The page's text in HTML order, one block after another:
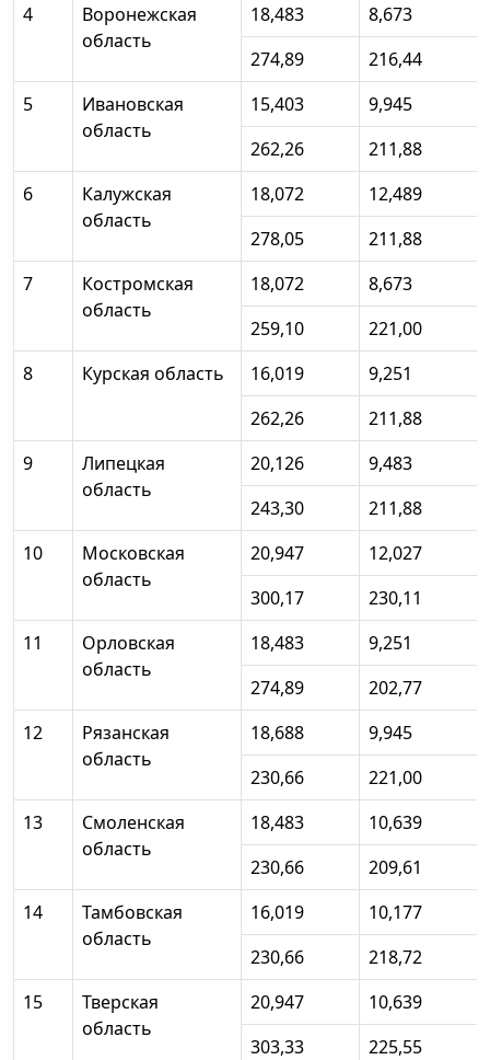
4
Воронежская
область
18,483
8,673
274,89
216,44
5
Ивановская
область
15,403
9,945
262,26
211,88
6
Калужская
область
18,072
12,489
278,05
211,88
7
Костромская
область
18,072
8,673
259,10
221,00
8
Курская область 16,019
9,251
262,26
211,88
9
Липецкая
область
20,126
9,483
243,30
211,88
10
Московская
область
20,947
12,027
300,17
230,11
11
Орловская
область
18,483
9,251
274,89
202,77
12
Рязанская
область
18,688
9,945
230,66
221,00
13
Смоленская
область
18,483
10,639
230,66
209,61
14
Тамбовская
область
16,019
10,177
230,66
218,72
15
Тверская
область
20,947
10,639
303,33
225,55